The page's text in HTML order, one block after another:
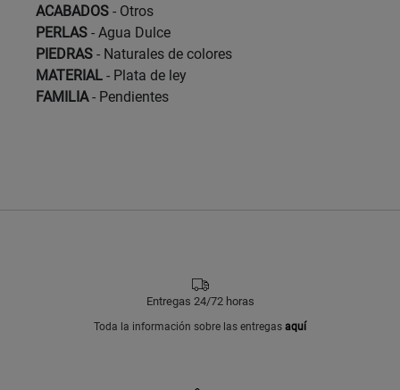
ACABADOS - Otros
PERLAS - Agua Dulce
PIEDRAS - Naturales de colores
MATERIAL - Plata de ley
FAMILIA- Pendientes
Entregas 24/72 horas
Toda la información sobre las entregas aquí